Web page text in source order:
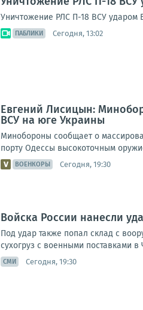
Уничтожение РЛС П-18 ВСУ ударом
ПАБЛИКИ Сегодня, 13:02
Евгений Лисицын:
ВСУ на юге Украины
Минобороны сообщает о
порту Одессы высокоточным
ВОЕНКОРЫ Сегодня, 19:30
Войска России нанесли
Под удар также попал склад с
сухогруз с военными поставками
СМИ Сегодня, 19:30